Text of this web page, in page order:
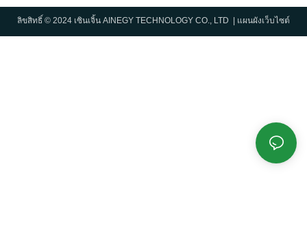
ลิขสิทธิ์ © 2024 เซินเจิ้น AINEGY TECHNOLOGY CO., LTD | แผนผังเว็บไซต์